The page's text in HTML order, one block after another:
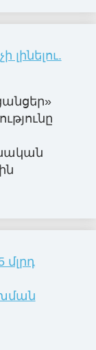
լինելու.
մլրդ